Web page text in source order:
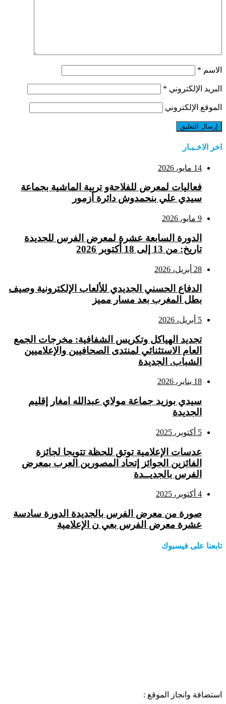
الاسم *
البريد الإلكتروني *
الموقع الإلكتروني
اخر الاخـبـار
14 مايو، 2026
فعاليات لمعرض للفلاحةو تربية الماشية بجماعة
سيدي علي بنحمدوش دائرة أزمور
9 مايو، 2026
الدورة السابعة عشرة لمعرض الفرس للجديدة
تاريخ: من 13 إلى 18 أكتوبر 2026
28 أبريل، 2026
الدفاع الحسني الجديدي للألعاب الإلكترونية وصيف
بطل المغرب بعد مسار مميز
5 أبريل، 2026
تجديد الهياكل وتكريس الشفافية: مخرجات الجمع
العام الاستثنائي لمنتدى الصحافيين والإعلاميين
الشباب. الجديدة
18 يناير، 2026
سيدي بوزيد جماعة مولاي عبدالله امغار إقليم
الجديدة
5 أكتوبر، 2025
عدسات الإعلامية توتق للحظة تتويجا لجائزة
الفائزين الجوائز إتحاد المصورين العرب بمعرض
الفرس بالجديــدة
4 أكتوبر، 2025
صورة من معرض الفرس بالجديدة الدورة سادسة
عشرة معرض الفرس بعي ن الإعلامية
تابعنا على فيسبوك
استضافة وانجاز الموقع :